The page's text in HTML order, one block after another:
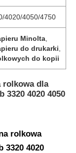
4020/4050/4750
Minolta
do drukarki
do kopii
rolkowa dla
3320 4020 4050
rolkowa
3320 4020